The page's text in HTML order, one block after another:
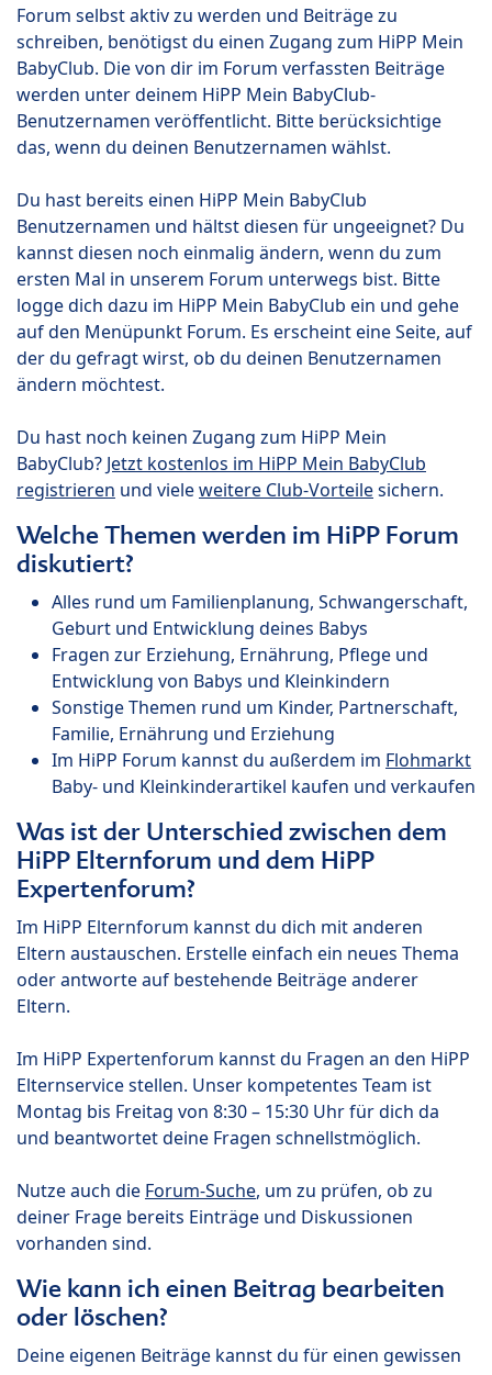
Forum selbst aktiv zu werden und Beiträge zu
schreiben, benötigst du einen Zugang zum HiPP Mein
BabyClub. Die von dir im Forum verfassten Beiträge
werden unter deinem HiPP Mein BabyClub-
Benutzernamen veröffentlicht. Bitte berücksichtige
das, wenn du deinen Benutzernamen wählst.
Du hast bereits einen HiPP Mein BabyClub
Benutzernamen und hältst diesen für ungeeignet? Du
kannst diesen noch einmalig ändern, wenn du zum
ersten Mal in unserem Forum unterwegs bist. Bitte
logge dich dazu im HiPP Mein BabyClub ein und gehe
auf den Menüpunkt Forum. Es erscheint eine Seite, auf
der du gefragt wirst, ob du deinen Benutzernamen
ändern möchtest.
Du hast noch keinen Zugang zum HiPP Mein
BabyClub? Jetzt kostenlos im HiPP Mein BabyClub
registrieren und vieleweitere Club-Vorteilesichern.
Welche Themen werden im HiPP Forum
diskutiert?
Alles rund um Familienplanung, Schwangerschaft,
Geburt und Entwicklung deines Babys
Fragen zur Erziehung, Ernährung, Pflege und
Entwicklung von Babys und Kleinkindern
Sonstige Themen rund um Kinder, Partnerschaft,
Familie, Ernährung und Erziehung
Im HiPP Forum kannst du außerdem im Flohmarkt
Baby- und Kleinkinderartikel kaufen und verkaufen
Was ist der Unterschied zwischen dem
HiPP Elternforum und dem HiPP
Expertenforum?
Im HiPP Elternforum kannst du dich mit anderen
Eltern austauschen. Erstelle einfach ein neues Thema
oder antworte auf bestehende Beiträge anderer
Eltern.
Im HiPP Expertenforum kannst du Fragen an den HiPP
Elternservice stellen. Unser kompetentes Team ist
Montag bis Freitag von 8:30 – 15:30 Uhr für dich da
und beantwortet deine Fragen schnellstmöglich.
Nutze auch die Forum-Suche, um zu prüfen, ob zu
deiner Frage bereits Einträge und Diskussionen
vorhanden sind.
Wie kann ich einen Beitrag bearbeiten
oder löschen?
Deine eigenen Beiträge kannst du für einen gewissen